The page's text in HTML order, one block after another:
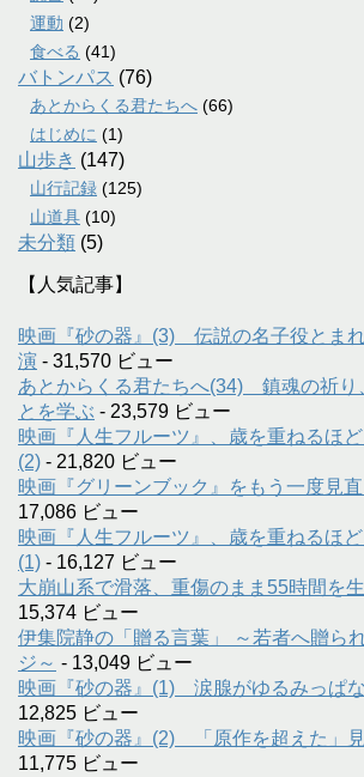
運動 (2)
食べる (41)
バトンパス (76)
あとからくる君たちへ (66)
はじめに (1)
山歩き (147)
山行記録 (125)
山道具 (10)
未分類 (5)
【人気記事】
映画『砂の器』(3) 伝説の名子役とま
演 - 31,570 ビュー
あとからくる君たちへ(34) 鎮魂の祈り
とを学ぶ - 23,579 ビュー
映画『人生フルーツ』、歳を重ねるほ
(2) - 21,820 ビュー
映画『グリーンブック』をもう一度見
17,086 ビュー
映画『人生フルーツ』、歳を重ねるほ
(1) - 16,127 ビュー
大崩山系で滑落、重傷のまま55時間を
15,374 ビュー
伊集院静の「贈る言葉」 ～若者へ贈ら
ジ～ - 13,049 ビュー
映画『砂の器』(1) 涙腺がゆるみっぱ
12,825 ビュー
映画『砂の器』(2) 「原作を超えた」
11,775 ビュー